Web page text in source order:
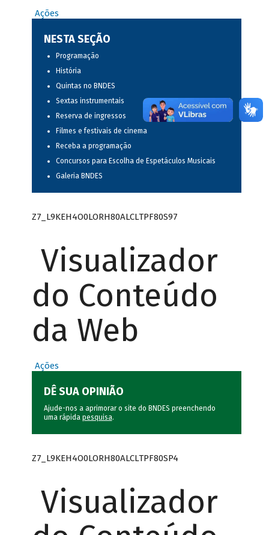
Ações
NESTA SEÇÃO
Programação
História
Quintas no BNDES
Sextas instrumentais
Reserva de ingressos
Filmes e festivais de cinema
Receba a programação
Concursos para Escolha de Espetáculos Musicais
Galeria BNDES
Z7_L9KEH4O0LORH80ALCLTPF80S97
Visualizador
do Conteúdo
da Web
Ações
DÊ SUA OPINIÃO
Ajude-nos a aprimorar o site do BNDES preenchendo
uma rápida pesquisa.
Z7_L9KEH4O0LORH80ALCLTPF80SP4
Visualizador